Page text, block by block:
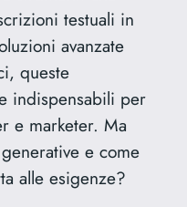
testuali in
avanzate
queste
indispensabili per
e marketer. Ma
e come
alle esigenze?